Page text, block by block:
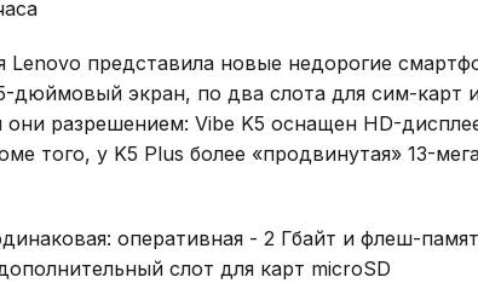
Lenovo представила новые недорогие
дюймовый экран, по два слота для сим-карт
они разрешением: Vibe K5 оснащен HD-
того, у K5 Plus более «продвинутая» 13-
оперативная - 2 Гбайт и флеш-
слот для карт microSD